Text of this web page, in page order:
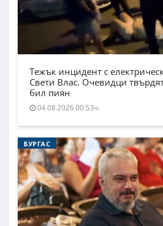
Тежък инцидент с
Свети Влас. Очевидци
бил пиян
04.08.2026 00:53ч.
БУРГАС